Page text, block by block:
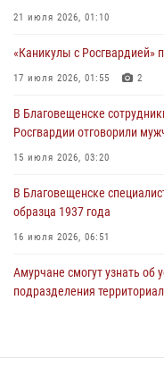
Амурчане смогут узнать об
23 июля 2026, 00:00
Координационного совета
деятельности при
21 июля 2026, 01:10
21 июля 2026, 01:10
«Каникулы с
17 июля 2026, 01:55 2
В Благовещенске
Росгвардии отговорили
15 июля 2026, 03:20
В Благовещенске
образца 1937 года
16 июля 2026, 06:51
Амурчане смогут узнать об
подразделения